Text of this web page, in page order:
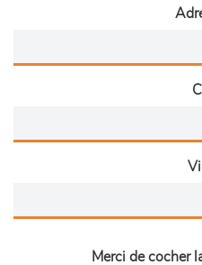
Merci de cocher